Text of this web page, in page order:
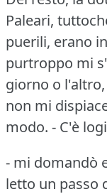
Paleari,
puerili, erano
purtroppo mi
giorno o
non mi
modo. - C'è
- mi domandò
letto un passo